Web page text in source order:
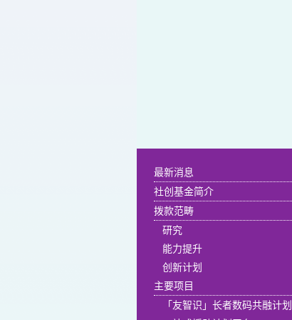
最新消息
社创基金简介
拨款范畴
研究
能力提升
创新计划
主要项目
「友智识」长者数码共融计划